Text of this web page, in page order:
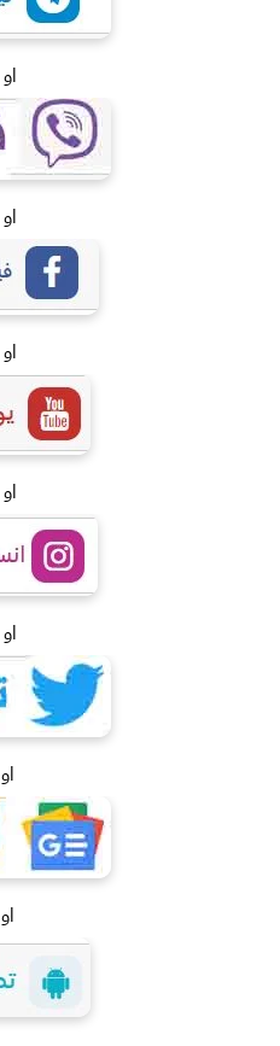
او
او
او
او
او
او
او